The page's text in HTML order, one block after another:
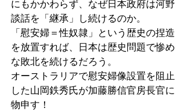
にもかかわらず、なぜ日本政府は河野
談話を「継承」し続けるのか。
「慰安婦＝性奴隷」という歴史の捏造
を放置すれば、日本は歴史問題で惨め
な敗北を続けるだろう。
オーストラリアで慰安婦像設置を阻止
した山岡鉄秀氏が加藤勝信官房長官に
物申す！